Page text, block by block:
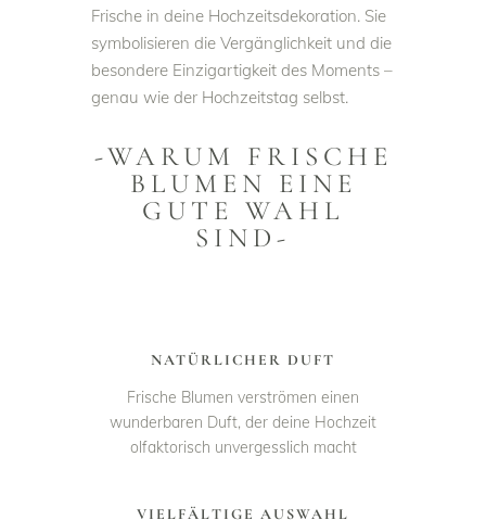
Frische in deine Hochzeitsdekoration. Sie
symbolisieren die Vergänglichkeit und die
besondere Einzigartigkeit des Moments –
genau wie der Hochzeitstag selbst.
-WARUM FRISCHE
BLUMEN EINE
GUTE WAHL
SIND-
NATÜRLICHER DUFT
Frische Blumen verströmen einen
wunderbaren Duft, der deine Hochzeit
olfaktorisch unvergesslich macht
VIELFÄLTIGE AUSWAHL